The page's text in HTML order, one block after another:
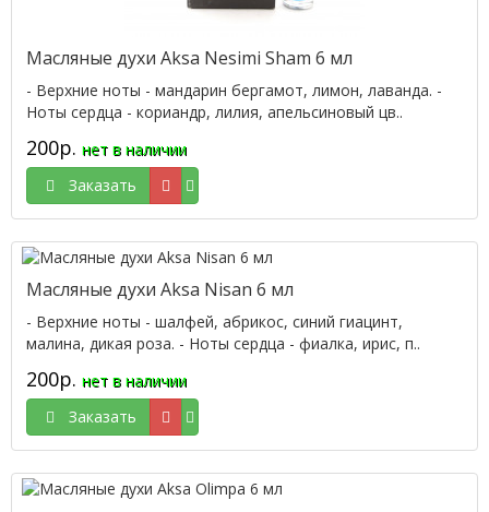
Масляные духи Aksa Nesimi Sham 6 мл
- Верхние ноты - мандарин бергамот, лимон, лаванда. -
Ноты сердца - кориандр, лилия, апельсиновый цв..
200р. нет в наличии
Заказать
Масляные духи Aksa Nisan 6 мл
- Верхние ноты - шалфей, абрикос, синий гиацинт,
малина, дикая роза. - Ноты сердца - фиалка, ирис, п..
200р. нет в наличии
Заказать